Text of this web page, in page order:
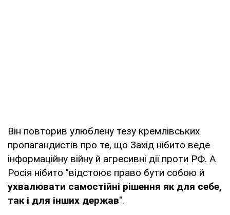
Він повторив улюблену тезу кремлівських
пропагандистів про те, що Захід нібито веде
інформаційну війну й агресивні дії проти РФ. А
Росія нібито "відстоює право бути собою й
ухвалювати самостійні рішення як для себе,
так і для інших держав".